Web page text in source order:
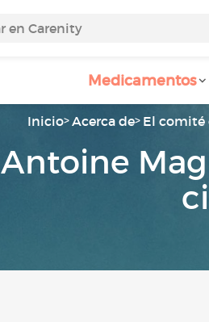
Medicamentos
Inicio Acerca de El comité
Antoine